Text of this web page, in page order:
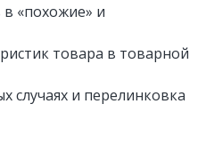
«похожие» и
товара в товарной
случаях и перелинковка